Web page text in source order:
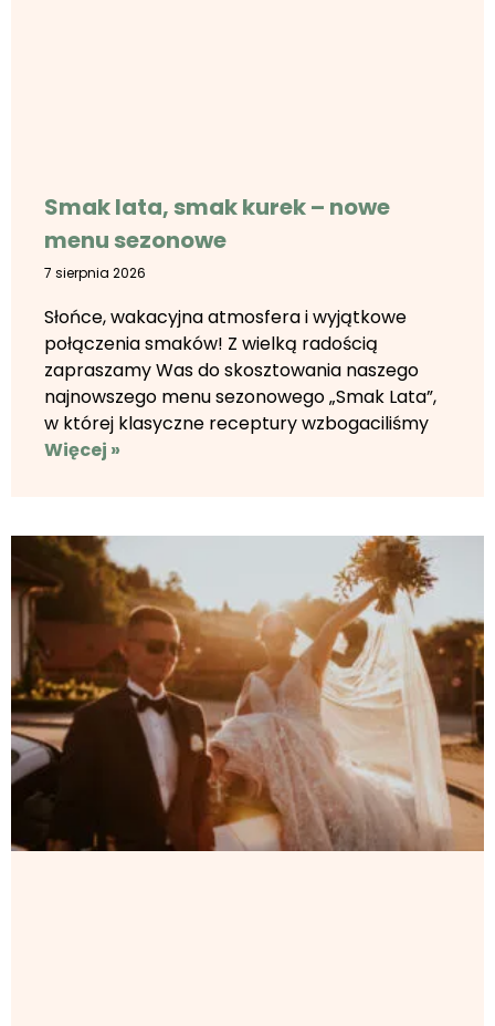
Smak lata, smak kurek – nowe
menu sezonowe
7 sierpnia 2026
Słońce, wakacyjna atmosfera i wyjątkowe
połączenia smaków! Z wielką radością
zapraszamy Was do skosztowania naszego
najnowszego menu sezonowego „Smak Lata”,
w której klasyczne receptury wzbogaciliśmy
Więcej »